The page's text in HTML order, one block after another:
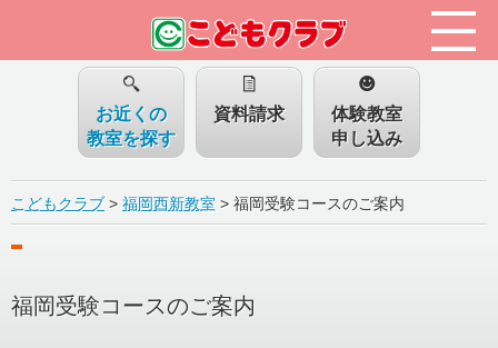
お近くの
教室を探す
資料請求
体験教室
申し込み
こどもクラブ> 福岡西新教室 > 福岡受験コースのご案内
福岡受験コースのご案内